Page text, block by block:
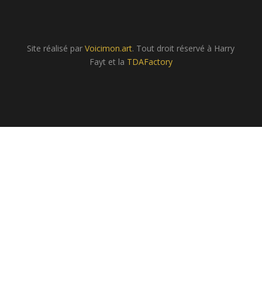
Site réalisé parVoicimon.art. Tout droit réservé à Harry
Fayt et la TDAFactory